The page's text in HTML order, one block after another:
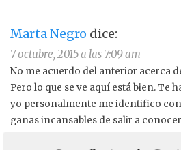
Marta Negro dice:
7 octubre, 2015 a las 7:09 am
No me acuerdo del anterior acerca
Pero lo que se ve aquí está bien. Te
yo personalmente me identifico con
ganas incansables de salir a